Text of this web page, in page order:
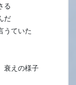
る
だ
うていた
衰えの様子